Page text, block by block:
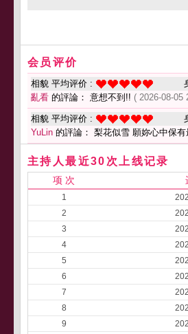
会员评价
相貌 平均评价 :
亂看 的評論： 意想不到!! ( 2026-08-05
相貌 平均评价 :
YuLin 的評論： 梨花似雪 願妳心中保有
主持人最近30次上线记录
项 次
1
2
3
4
5
6
7
8
9